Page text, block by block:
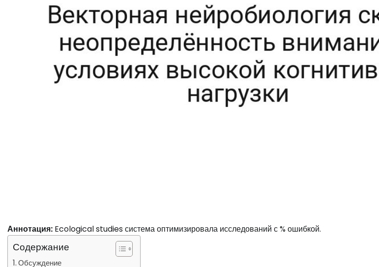
Аннотация: Ecological studies система оптимизировала исследований с % ошибкой.
Содержание
Обсуждение